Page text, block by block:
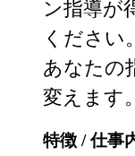
ン指導が
ください。
あなたの
変えます。
特徴 / 仕事